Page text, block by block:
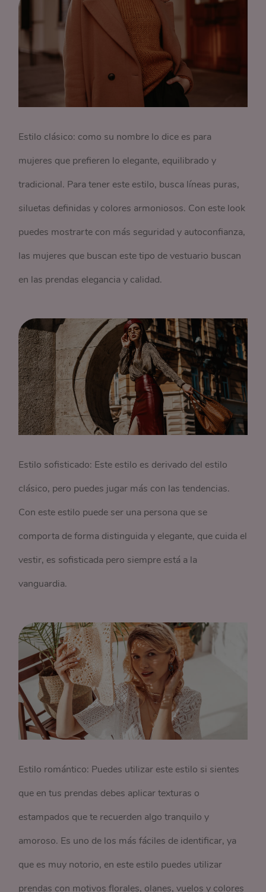
Estilo clásico: como su nombre lo dice es para
mujeres que prefieren lo elegante, equilibrado y
tradicional. Para tener este estilo, busca líneas puras,
siluetas definidas y colores armoniosos. Con este look
puedes mostrarte con más seguridad y autoconfianza,
las mujeres que buscan este tipo de vestuario buscan
en las prendas elegancia y calidad.
Estilo sofisticado: Este estilo es derivado del estilo
clásico, pero puedes jugar más con las tendencias.
Con este estilo puede ser una persona que se
comporta de forma distinguida y elegante, que cuida el
vestir, es sofisticada pero siempre está a la
vanguardia.
Estilo romántico: Puedes utilizar este estilo si sientes
que en tus prendas debes aplicar texturas o
estampados que te recuerden algo tranquilo y
amoroso. Es uno de los más fáciles de identificar, ya
que es muy notorio, en este estilo puedes utilizar
prendas con motivos florales, olanes, vuelos y colores